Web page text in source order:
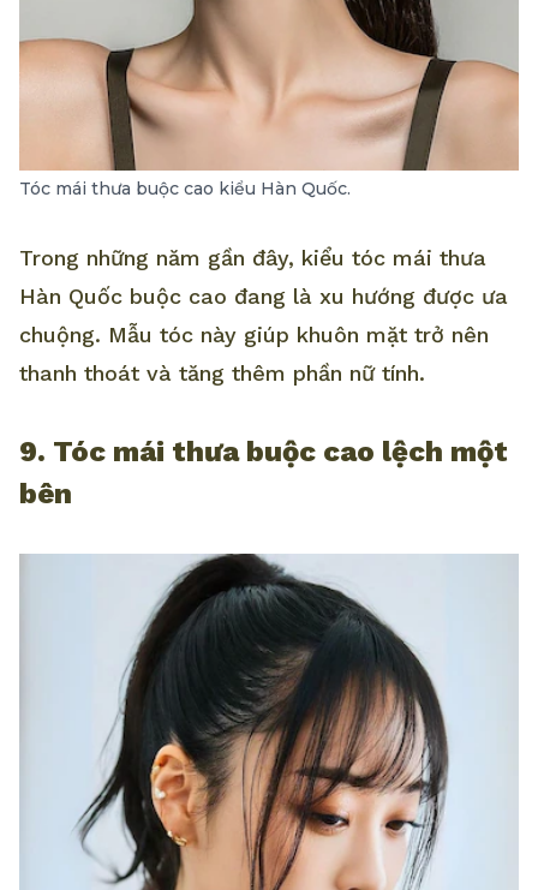
Tóc mái thưa buộc cao kiểu Hàn Quốc.
Trong những năm gần đây, kiểu tóc mái thưa
Hàn Quốc buộc cao đang là xu hướng được ưa
chuộng. Mẫu tóc này giúp khuôn mặt trở nên
thanh thoát và tăng thêm phần nữ tính.
9. Tóc mái thưa buộc cao lệch một
bên